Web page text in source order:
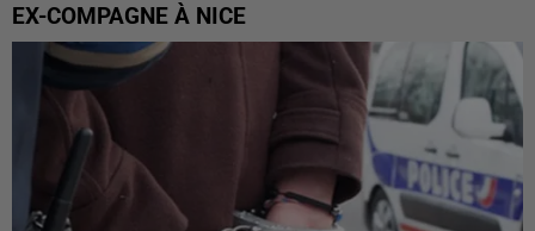
EX-COMPAGNE À NICE